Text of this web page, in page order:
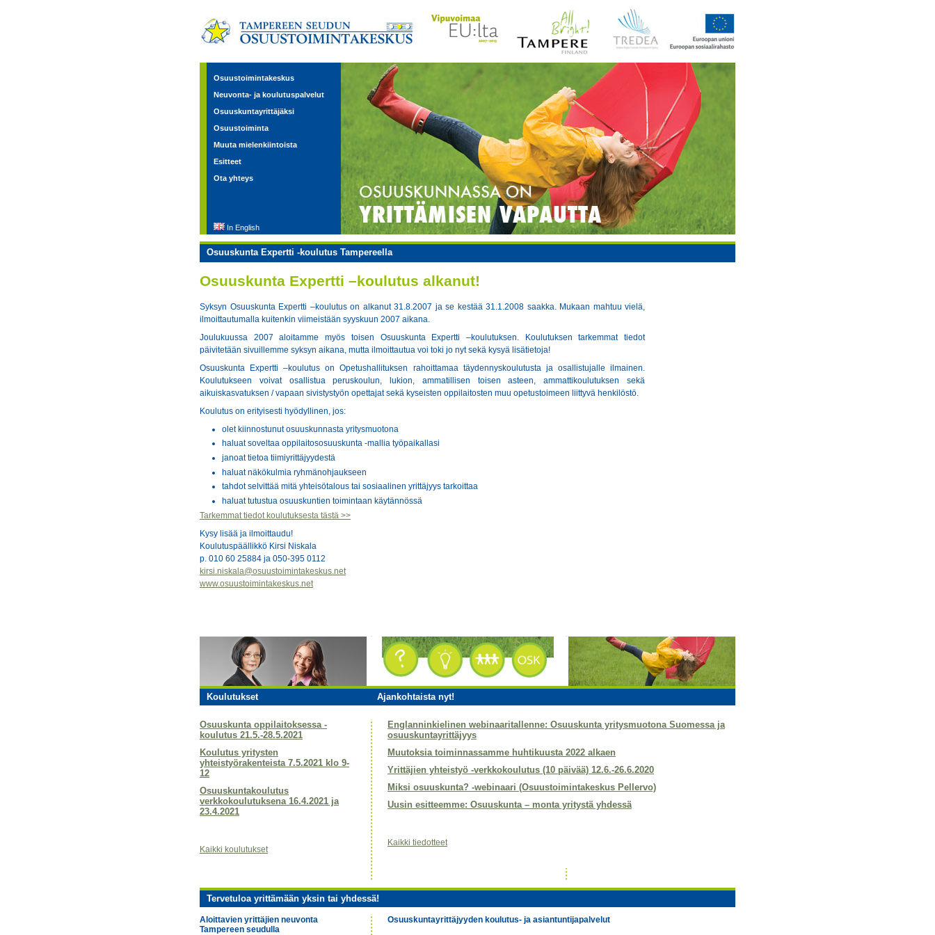
Osuustoimintakeskus
Neuvonta- ja koulutuspalvelut
Osuuskuntayrittäjäksi
Osuustoiminta
Muuta mielenkiintoista
Esitteet
Ota yhteys
In English
Osuuskunta Expertti -koulutus Tampereella
Osuuskunta Expertti –koulutus alkanut!
Syksyn Osuuskunta Expertti –koulutus on alkanut 31.8.2007 ja se kestää 31.1.2008 saakka. Mukaan mahtuu vielä,
ilmoittautumalla kuitenkin viimeistään syyskuun 2007 aikana.
Joulukuussa 2007 aloitamme myös toisen Osuuskunta Expertti –koulutuksen. Koulutuksen tarkemmat tiedot
päivitetään sivuillemme syksyn aikana, mutta ilmoittautua voi toki jo nyt sekä kysyä lisätietoja!
Osuuskunta Expertti –koulutus on Opetushallituksen rahoittamaa täydennyskoulutusta ja osallistujalle ilmainen.
Koulutukseen voivat osallistua peruskoulun, lukion, ammatillisen toisen asteen, ammattikoulutuksen sekä
aikuiskasvatuksen / vapaan sivistystyön opettajat sekä kyseisten oppilaitosten muu opetustoimeen liittyvä henkilöstö.
Koulutus on erityisesti hyödyllinen, jos:
olet kiinnostunut osuuskunnasta yritysmuotona
haluat soveltaa oppilaitososuuskunta -mallia työpaikallasi
janoat tietoa tiimiyrittäjyydestä
haluat näkökulmia ryhmänohjaukseen
tahdot selvittää mitä yhteisötalous tai sosiaalinen yrittäjyys tarkoittaa
haluat tutustua osuuskuntien toimintaan käytännössä
Tarkemmat tiedot koulutuksesta tästä >>
Kysy lisää ja ilmoittaudu!
Koulutuspäällikkö Kirsi Niskala
p. 010 60 25884 ja 050-395 0112
kirsi.niskala@osuustoimintakeskus.net
www.osuustoimintakeskus.net
Koulutukset Ajankohtaista nyt!
Osuuskunta oppilaitoksessa -
koulutus 21.5.-28.5.2021
Koulutus yritysten
yhteistyörakenteista 7.5.2021 klo 9-
12
Osuuskuntakoulutus
verkkokoulutuksena 16.4.2021 ja
23.4.2021
Kaikki koulutukset
Englanninkielinen webinaaritallenne: Osuuskunta yritysmuotona Suomessa ja
osuuskuntayrittäjyys
Muutoksia toiminnassamme huhtikuusta 2022 alkaen
Yrittäjien yhteistyö -verkkokoulutus (10 päivää) 12.6.-26.6.2020
Miksi osuuskunta? -webinaari (Osuustoimintakeskus Pellervo)
Uusin esitteemme: Osuuskunta – monta yritystä yhdessä
Kaikki tiedotteet
Tervetuloa yrittämään yksin tai yhdessä!
Aloittavien yrittäjien neuvonta
Tampereen seudulla
Osuuskuntayrittäjyyden koulutus- ja asiantuntijapalvelut